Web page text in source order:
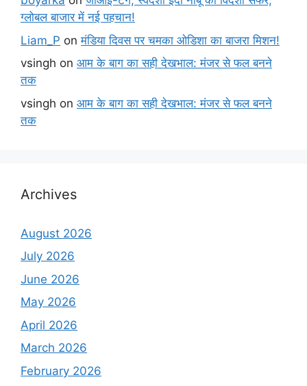
ग्लोबल बाजार में नई पहचान!
Liam_P onमंडिया दिवस पर चमका ओडिशा का बाजरा मिशन!
vsingh on आम के बाग का सही देखभाल: मंजर से फल बनने
तक
vsingh on आम के बाग का सही देखभाल: मंजर से फल बनने
तक
Archives
August 2026
July 2026
June 2026
May 2026
April 2026
March 2026
February 2026